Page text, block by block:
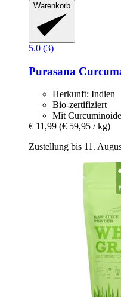
Warenkorb
5.0 (3)
Purasana
Herkunft: Indien
Bio-zertifiziert
Mit Curcuminoide
€ 11,99 (€ 59,95 / kg)
Zustellung bis 11.